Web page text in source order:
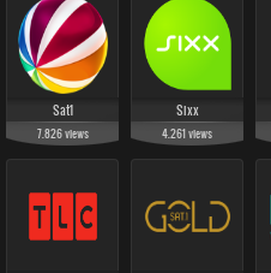
Sat1
7.826views
Sixx
4.261views